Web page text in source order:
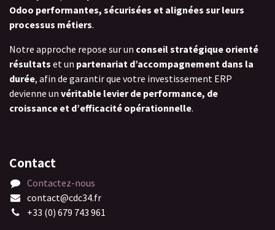
Odoo performantes, sécurisées et alignées sur leurs
processus métiers.
Notre approche repose sur un conseil stratégique orienté
résultats et un partenariat d’accompagnement dans la
durée, afin de garantir que votre investissement ERP
devienne un véritable levier de performance, de
croissance et d’efficacité opérationnelle.
Contact
Contactez-nous
contact@cdc34.fr
+33 (0) 679 743 961